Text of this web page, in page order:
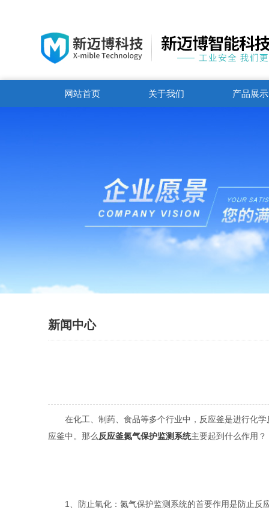
网站首页 关于我们 产品展示
新闻中心
在化工、制药、食品等多个行业中，反应釜是进行化学
应釜中。那么 反应釜氮气保护监测系统主要起到什么作用？
1、防止氧化：氮气保护监测系统的首要作用是防止反